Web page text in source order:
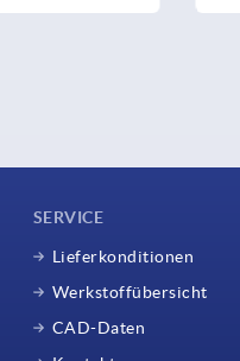
SERVICE
Lieferkonditionen
Werkstoffübersicht
CAD-Daten